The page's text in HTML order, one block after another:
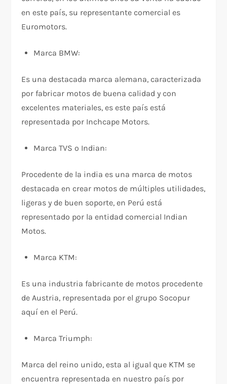
en este país, su representante comercial es
Euromotors.
Marca BMW:
Es una destacada marca alemana, caracterizada
por fabricar motos de buena calidad y con
excelentes materiales, es este país está
representada por Inchcape Motors.
Marca TVS o Indian:
Procedente de la india es una marca de motos
destacada en crear motos de múltiples utilidades,
ligeras y de buen soporte, en Perú está
representado por la entidad comercial Indian
Motos.
Marca KTM:
Es una industria fabricante de motos procedente
de Austria, representada por el grupo Socopur
aquí en el Perú.
Marca Triumph:
Marca del reino unido, esta al igual que KTM se
encuentra representada en nuestro país por